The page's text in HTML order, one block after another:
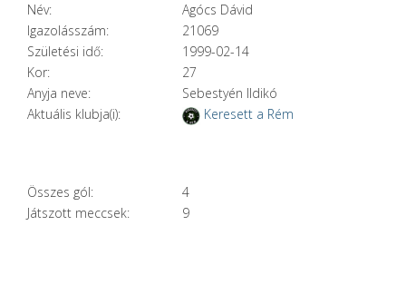
Név:
Agócs Dávid
Igazolásszám:
21069
Születési idő:
1999-02-14
Kor:
27
Anyja neve:
Sebestyén Ildikó
Aktuális klubja(i):
Keresett a Rém
Összes gól:
4
Játszott meccsek:
9